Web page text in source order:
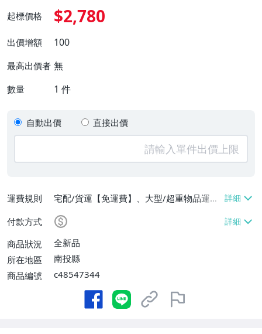
起標價格 $2,780
出價增額 100
最高出價者 無
數量 1 件
自動出價 直接出價
運費規則
宅配/貨運【免運費】、大型/超重物品運送
【免運費】、郵局掛號【免運費】、低溫配
送【免運費】
付款方式
商品狀況
全新品
所在地區
南投縣
商品編號
c48547344